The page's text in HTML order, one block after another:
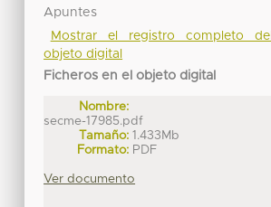
Apuntes
Mostrar el registro completo del
objeto digital
Ficheros en el objeto digital
Nombre:
secme-17985.pdf
Tamaño: 1.433Mb
Formato: PDF
Ver documento